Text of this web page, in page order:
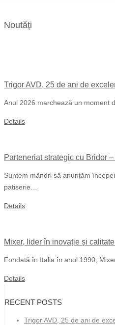
Noutăți
Trigor AVD, 25 de ani de
Anul 2026 marchează un moment
Details
Parteneriat strategic cu Bridor
Suntem mândri să anunțăm
patiserie…
Details
Mixer, lider în inovație și
Fondată în Italia în anul 1990,
Details
RECENT POSTS
Trigor AVD, 25 de ani de